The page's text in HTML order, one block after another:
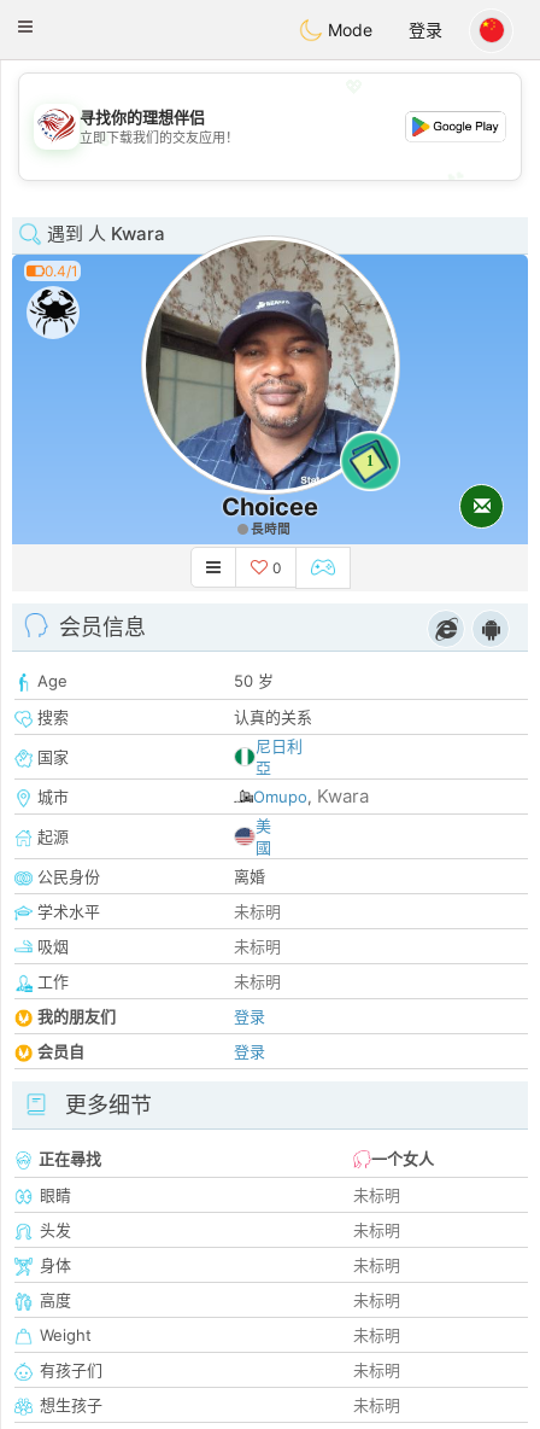
Dating
Toggle
Mode 登录
💖
💕
寻找你的理想伴侣
立即下载我们的交友应用！
遇到 人 Kwara
0.4/1
1
Choicee
長時間
0
会员信息
Age
50 岁
搜索
认真的关系
国家
尼日利
亞
城市
Omupo, Kwara
起源
美
國
公民身份
离婚
学术水平
未标明
吸烟
未标明
工作
未标明
我的朋友们
登录
会员自
登录
更多细节
正在尋找
一个女人
眼睛
未标明
头发
未标明
身体
未标明
高度
未标明
Weight
未标明
有孩子们
未标明
想生孩子
未标明